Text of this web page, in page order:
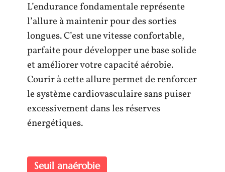
L’endurance fondamentale représente
l’allure à maintenir pour des sorties
longues. C’est une vitesse confortable,
parfaite pour développer une base solide
et améliorer votre capacité aérobie.
Courir à cette allure permet de renforcer
le système cardiovasculaire sans puiser
excessivement dans les réserves
énergétiques.
Seuil anaérobie